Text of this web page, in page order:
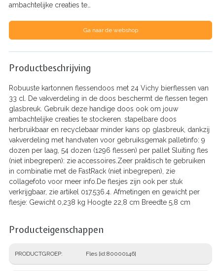
ambachtelijke creaties te…
Ga naar de webshop
Productbeschrijving
Robuuste kartonnen flessendoos met 24 Vichy bierflessen van
33 cl. De vakverdeling in de doos beschermt de flessen tegen
glasbreuk. Gebruik deze handige doos ook om jouw
ambachtelijke creaties te stockeren. stapelbare doos
herbruikbaar en recyclebaar minder kans op glasbreuk, dankzij
vakverdeling met handvaten voor gebruiksgemak palletinfo: 9
dozen per laag, 54 dozen (1296 flessen) per pallet Sluiting fles
(niet inbegrepen): zie accessoires.Zeer praktisch te gebruiken
in combinatie met de FastRack (niet inbegrepen), zie
collagefoto voor meer info.De flesjes zijn ook per stuk
verkrijgbaar, zie artikel 017.536.4. Afmetingen en gewicht per
flesje: Gewicht 0,238 kg Hoogte 22,8 cm Breedte 5,8 cm
Producteigenschappen
PRODUCTGROEP Fles [id:80000146]